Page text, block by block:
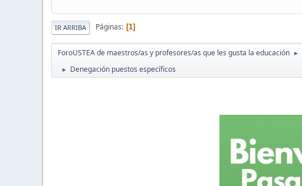
IR ARRIBA Páginas 1
ForoUSTEA de maestros/as y profesores/as que les gusta la educación ►
► Denegación puestos específicos